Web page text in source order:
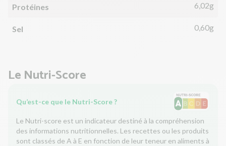
Protéines 6,02g
Sel 0,60g
Le Nutri-Score
Qu’est-ce que le Nutri-Score ?
Le Nutri-score est un indicateur destiné à la compréhension
des informations nutritionnelles. Les recettes ou les produits
sont classés de A à E en fonction de leur teneur en aliments à